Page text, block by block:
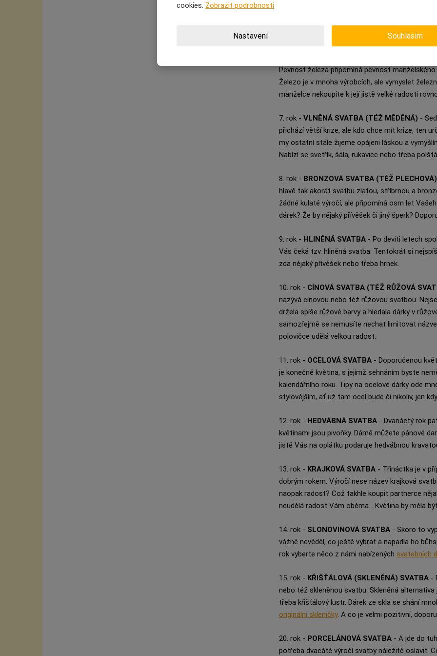
, až po dřevěné dekorace či dokonce
Pevnost železa připomíná pevnost
Železo je v mnoha výrobcích, ale vymyslet
manželce nekoupíte k její jistě velké radosti
7. rok - VLNĚNÁ SVATBA (TÉŽ MĚDĚNÁ) -
přichází větší krize, ale kdo chce mít krize, ten
my ostatní stále žijeme opájeni láskou a
Nabízí se svetřík, šála, rukavice nebo třeba
8. rok - BRONZOVÁ SVATBA (TÉŽ PLECHOVÁ)
hlavě tak akorát svatbu zlatou, stříbrnou a
žádné kulaté výročí, ale připomíná osm let
dárek? Že by nějaký přívěšek či jiný šperk?
9. rok - HLINĚNÁ SVATBA- Po devíti letech
Vás čeká tzv. hliněná svatba. Tentokrát si
zda nějaký přívěšek nebo třeba hrnek.
10. rok - CÍNOVÁ SVATBA (TÉŽ RŮŽOVÁ
nazývá cínovou nebo též růžovou svatbou.
držela spíše růžové barvy a hledala dárky v
samozřejmě se nemusíte nechat limitovat
polovičce udělá velkou radost.
11. rok - OCELOVÁ SVATBA- Doporučenou
je konečně květina, s jejímž sehnáním byste
kalendářního roku. Tipy na ocelové dárky ode
stylovějším, ať už tam ocel bude či nikoliv, jen
12. rok - HEDVÁBNÁ SVATBA- Dvanáctý rok
květinami jsou pivoňky. Dámě můžete pánové
jistě Vás na oplátku podaruje hedvábnou
13. rok - KRAJKOVÁ SVATBA- Třináctka je v
dobrým rokem. Výročí nese název krajková
naopak radost? Což takhle koupit partnerce
neudělá radost Vám oběma... Květina by měla
14. rok - SLONOVINOVÁ SVATBA- Skoro to
vážně nevěděl, co ještě vybrat a napadla ho
rok vyberte něco z námi nabízených svatebních
15. rok - KŘIŠŤÁLOVÁ (SKLENĚNÁ) SVATBA-
nebo též skleněnou svatbu. Skleněná
třeba křišťálový lustr. Dárek ze skla se shání
originální skleničky. A co je velmi pozitivní,
20. rok - PORCELÁNOVÁ SVATBA- A jde do
potřeba dvacáté výročí svatby náležitě oslavit.
cookies. Zobrazit podrobnosti
Nastavení Souhlasím